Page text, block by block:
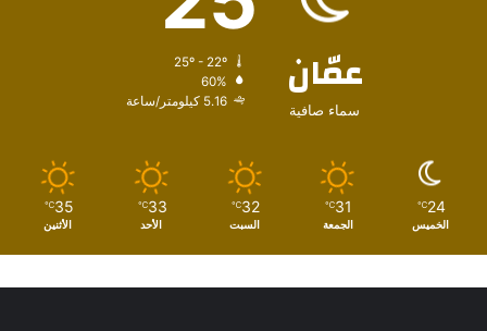
عمّان
سماء صافية
60%
5.16 كيلومتر/ساعة
24
℃
الخميس
31
℃
الجمعة
32
℃
السبت
33
℃
الأحد
35
℃
الأثنين